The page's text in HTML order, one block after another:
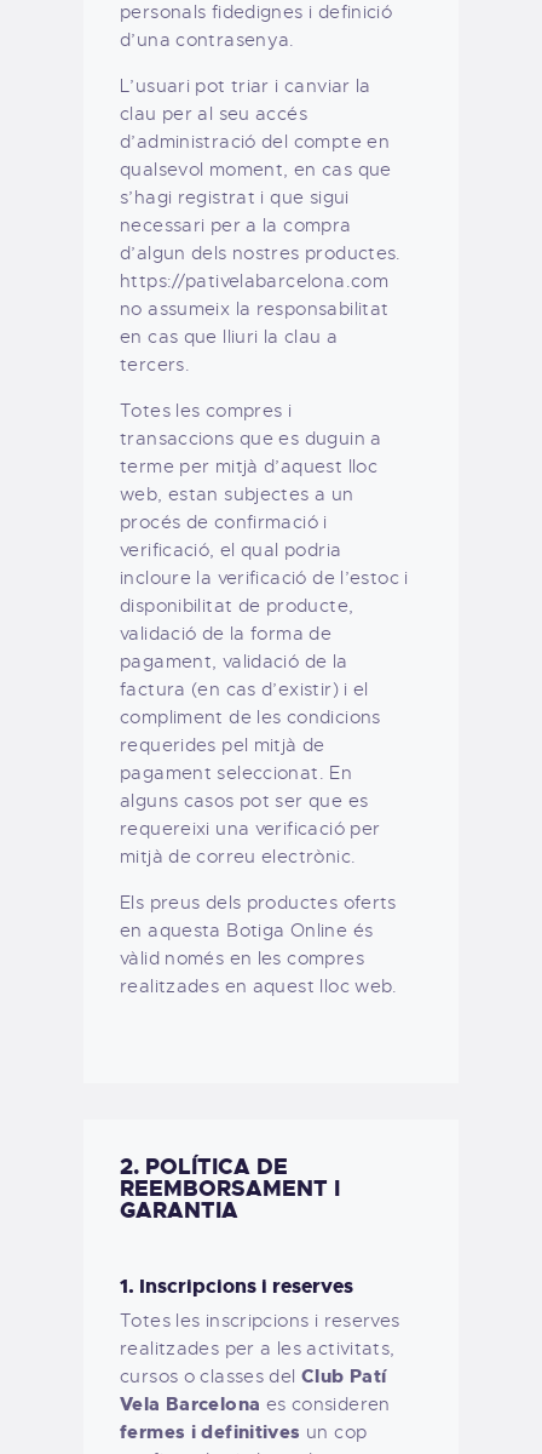
personals fidedignes i definició
d’una contrasenya.
L’usuari pot triar i canviar la
clau per al seu accés
d’administració del compte en
qualsevol moment, en cas que
s’hagi registrat i que sigui
necessari per a la compra
d’algun dels nostres productes.
https://pativelabarcelona.com
no assumeix la responsabilitat
en cas que lliuri la clau a
tercers.
Totes les compres i
transaccions que es duguin a
terme per mitjà d’aquest lloc
web, estan subjectes a un
procés de confirmació i
verificació, el qual podria
incloure la verificació de l’estoc i
disponibilitat de producte,
validació de la forma de
pagament, validació de la
factura (en cas d’existir) i el
compliment de les condicions
requerides pel mitjà de
pagament seleccionat. En
alguns casos pot ser que es
requereixi una verificació per
mitjà de correu electrònic.
Els preus dels productes oferts
en aquesta Botiga Online és
vàlid només en les compres
realitzades en aquest lloc web.
2. POLÍTICA DE
REEMBORSAMENT I
GARANTIA
1. Inscripcions i reserves
Totes les inscripcions i reserves
realitzades per a les activitats,
cursos o classes del Club Patí
Vela Barcelona es consideren
fermes i definitives un cop